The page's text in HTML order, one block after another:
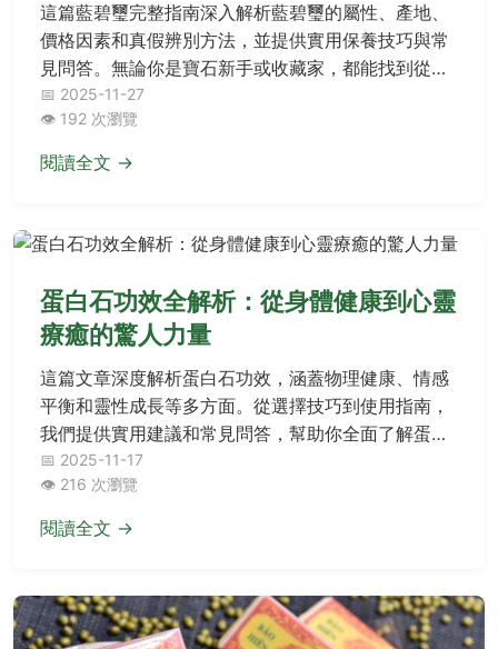
這篇藍碧璽完整指南深入解析藍碧璽的屬性、產地、
價格因素和真假辨別方法，並提供實用保養技巧與常
見問答。無論你是寶石新手或收藏家，都能找到從基
礎到進階的實用資訊，幫助你做出明智選擇。
📅 2025-11-27
👁️ 192 次瀏覽
閱讀全文 →
蛋白石功效全解析：從身體健康到心靈
療癒的驚人力量
這篇文章深度解析蛋白石功效，涵蓋物理健康、情感
平衡和靈性成長等多方面。從選擇技巧到使用指南，
我們提供實用建議和常見問答，幫助你全面了解蛋白
石，並在決策前後獲得所需資訊。無論你是新手還是
愛好者，都能從中獲益。
📅 2025-11-17
👁️ 216 次瀏覽
閱讀全文 →